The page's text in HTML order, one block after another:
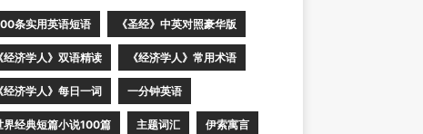
条实用英语短语 《圣经》中英对照豪华版
《经济学人》双语精读 《经济学人》常用术语
《经济学人》每日一词 一分钟英语
界经典短篇小说100篇 主题词汇 伊索寓言